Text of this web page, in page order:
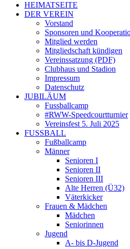
HEIMATSEITE
DER VEREIN
Vorstand
Sponsoren und
Mitglied werden
Mitgliedschaft kündigen
Vereinssatzung (PDF)
Clubhaus und Stadion
Impressum
Datenschutz
JUBILÄUM
Fussballcamp
#RWW-Speedcourtturnier
Vereinsfest 5. Juli 2025
FUSSBALL
Fußballcamp
Männer
Senioren I
Senioren II
Senioren III
Alte Herren (Ü32)
Väterkicker
Frauen & Mädchen
Mädchen
Seniorinnen
Jugend
A- bis D-Jugend